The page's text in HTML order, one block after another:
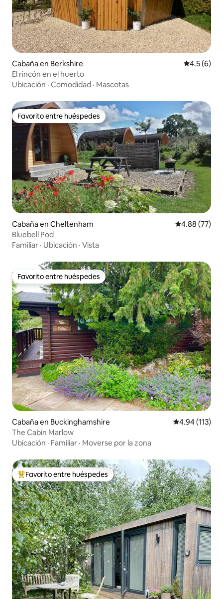
Cabaña en Berkshire
4.5 (6)
El rincón en el huerto
Ubicación · Comodidad · Mascotas
Favorito entre huéspedes
Favorito entre huéspedes
Cabaña en Cheltenham Calificación
4.88 (77)
Bluebell Pod
Familiar · Ubicación · Vista
Favorito entre huéspedes
Favorito entre huéspedes
Cabaña en Buckinghamshire Calificación
4.94 (113)
The Cabin Marlow
Ubicación · Familiar · Moverse por la zona
Favorito entre huéspedes preferido
Favorito entre huéspedes